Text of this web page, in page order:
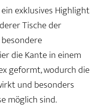
exklusives Highlight
Tische der
die Kante in einem
geformt, wodurch die
und besonders
möglich sind.